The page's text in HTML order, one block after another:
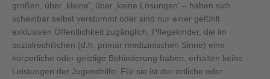
großen, über ‚kleine‘, über ‚keine Lösungen‘ – haben sich
scheinbar selbst verstummt oder sind nur einer gefühlt
exklusiven Öffentlichkeit zugänglich. Pflegekinder, die im
sozialrechtlichen (d.h. primär medizinischen Sinne) eine
körperliche oder geistige Behinderung haben, erhalten keine
Leistungen der Jugendhilfe. Für sie ist der örtliche oder